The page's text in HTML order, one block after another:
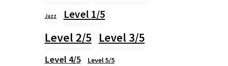
Jazz Level 1/5
Level 2/5 Level 3/5
Level 4/5 Level 5/5